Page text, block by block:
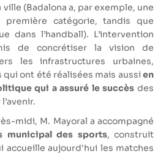
ville (Badalona a, par exemple, une
catégorie, tandis que
dans l’handball). L’intervention
de concrétiser la vision de
les infrastructures urbaines,
ont été réalisées mais aussi en
qui a assuré le succès des
midi, M. Mayoral a accompagné
municipal des sports, construit
accueille aujourd'hui les matches